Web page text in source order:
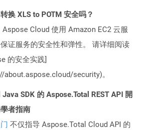
换 XLS to POTM 安全吗？
Aspose Cloud 使用 Amazon EC2 云服
证服务的安全性和弹性。 请详细阅读
的安全实践]
about.aspose.cloud/security)。
SDK 的 Aspose.Total REST API 開
者指南
不仅指导 Aspose.Total Cloud API 的